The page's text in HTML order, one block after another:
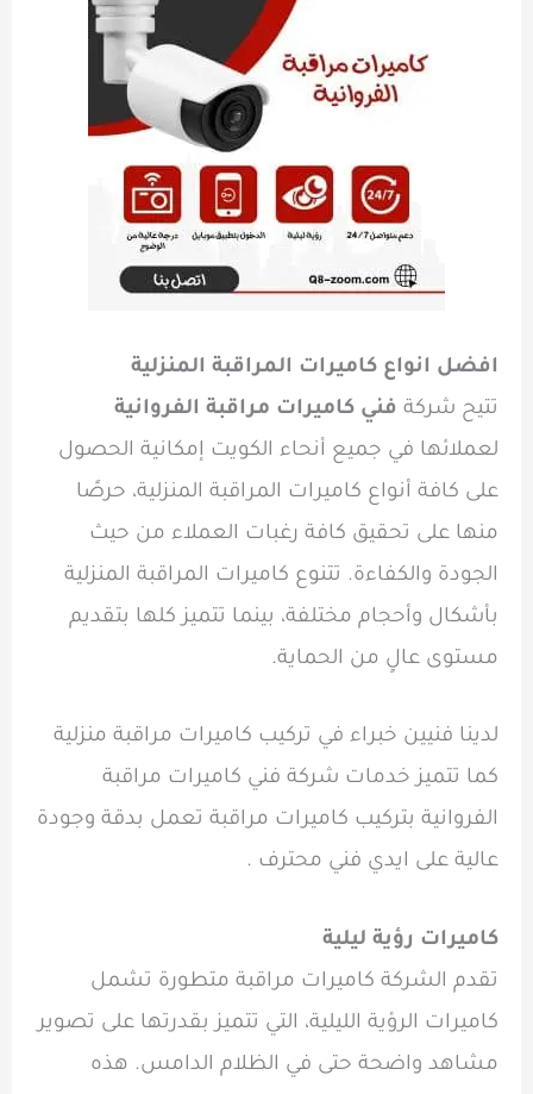
افضل انواع كاميرات المراقبة المنزلية
تتيح شركة فني كاميرات مراقبة الفروانية
لعملائها في جميع أنحاء الكويت إمكانية الحصول
على كافة أنواع كاميرات المراقبة المنزلية، حرصًا
منها على تحقيق كافة رغبات العملاء من حيث
الجودة والكفاءة. تتنوع كاميرات المراقبة المنزلية
بأشكال وأحجام مختلفة، بينما تتميز كلها بتقديم
مستوى عالٍ من الحماية.
لدينا فنيين خبراء في تركيب كاميرات مراقبة منزلية
كما تتميز خدمات شركة فني كاميرات مراقبة
الفروانية بتركيب كاميرات مراقبة تعمل بدقة وجودة
عالية على ايدي فني محترف .
كاميرات رؤية ليلية
تقدم الشركة كاميرات مراقبة متطورة تشمل
كاميرات الرؤية الليلية، التي تتميز بقدرتها على تصوير
مشاهد واضحة حتى في الظلام الدامس. هذه